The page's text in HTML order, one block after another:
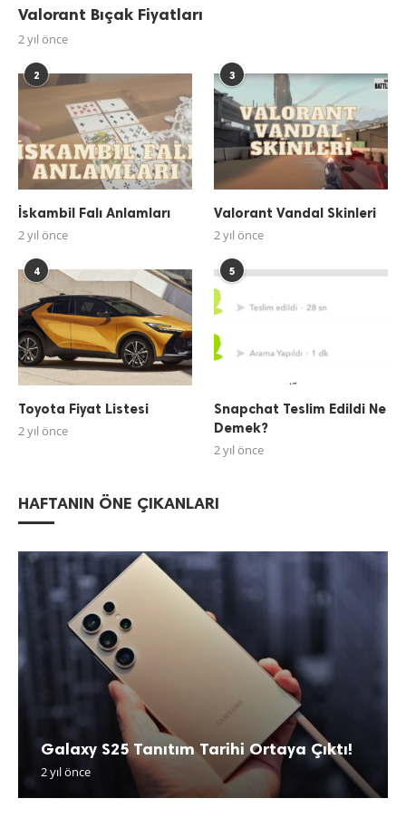
Valorant Bıçak Fiyatları
2 yıl önce
2
İskambil Falı Anlamları
2 yıl önce
3
Valorant Vandal Skinleri
2 yıl önce
4
Toyota Fiyat Listesi
2 yıl önce
5
Snapchat Teslim Edildi Ne
Demek?
2 yıl önce
HAFTANIN ÖNE ÇIKANLARI
Galaxy S25 Tanıtım Tarihi Ortaya Çıktı!
2 yıl önce